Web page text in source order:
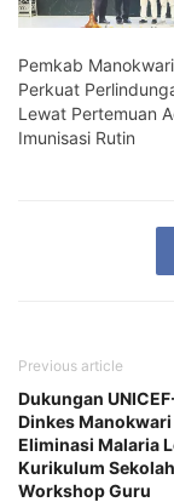
Pemkab Manokwari
Perkuat
Lewat Pertemuan
Imunisasi Rutin
Previous article
Dukungan
Dinkes
Eliminasi Malaria
Kurikulum
Workshop Guru